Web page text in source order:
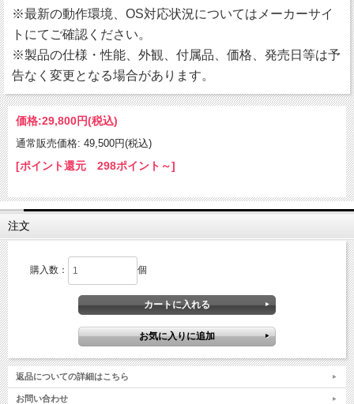
※最新の動作環境、OS対応状況についてはメーカーサイ
トにてご確認ください。
※製品の仕様・性能、外観、付属品、価格、発売日等は予
告なく変更となる場合があります。
価格:29,800円(税込)
通常販売価格: 49,500円(税込)
[ポイント還元 298ポイント～]
注文
購入数： 個
返品についての詳細はこちら
お問い合わせ